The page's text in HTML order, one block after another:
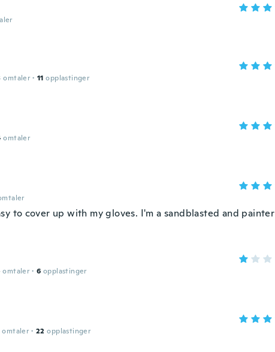
omtaler · 11 opplastinger
omtaler
to cover up with my gloves. I'm a sandblasted and painter
omtaler · 6 opplastinger
omtaler · 22 opplastinger